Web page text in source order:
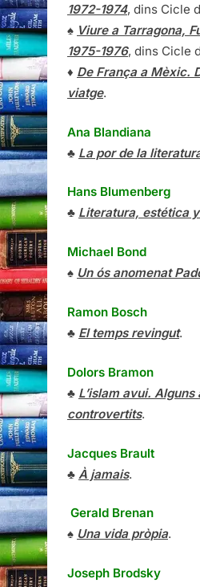
1972-1974, dins Cicle
♠ Viure a Tarragona,
1975-1976, dins Cicle
♦ De França a Mèxic.
viatge.
Ana Blandiana
♣ La por de la
Hans Blumenberg
♣ Literatura, estética
Michael Bond
♠ Un ós anomenat
Ramon Bosch
♣ El temps revingut.
Dolors Bramon
♣ L’islam avui. Alguns
controvertits.
Jacques Brault
♣ À jamais.
Gerald Brenan
♠ Una vida pròpia.
Joseph Brodsky